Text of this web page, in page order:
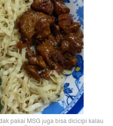
pakai MSG juga bisa dicicipi kalau